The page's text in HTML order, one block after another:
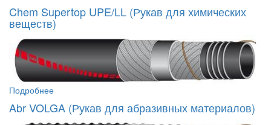
Chem Supertop UPE/LL (Рукав для химических
веществ)
Подробнее
Abr VOLGA (Рукав для абразивных материалов)